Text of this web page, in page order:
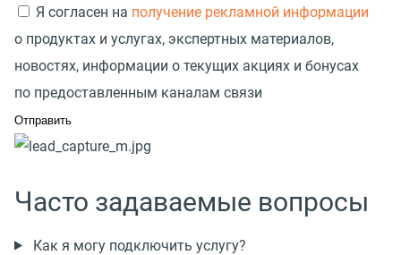
Я согласен на получение рекламной информации
о продуктах и услугах, экспертных материалов,
новостях, информации о текущих акциях и бонусах
по предоставленным каналам связи
Часто задаваемые вопросы
Как я могу подключить услугу?